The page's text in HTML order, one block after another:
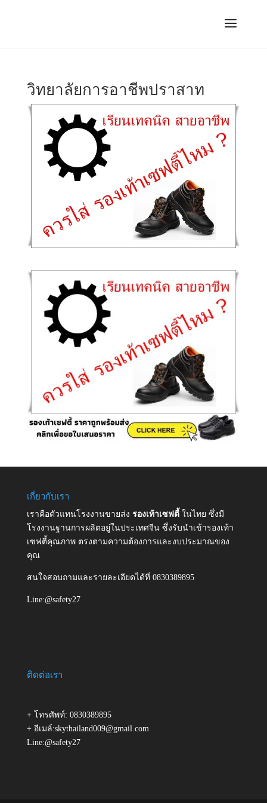
วิทยาลัยการอาชีพปราสาท
เกี่ยวกับเรา
เราคือตัวแทนโรงงานขายส่ง รองเท้าเซฟตี้ ในไทย ซึ่งมี
โรงงานฐานการผลิตอยู่ในประเทศจีน ซึ่งรับนำเข้ารองเท้า
เซฟตี้คุณภาพ ตรงตามความต้องการและงบประมาณของ
คุณ
สนใจสอบถามและรายละเอียดได้ที่ 0830389895
Line:@safety27
ติดต่อเรา
+ โทรศัพท์: 0830389895
+ อีเมล์:skythailand009@gmail.com
Line:@safety27